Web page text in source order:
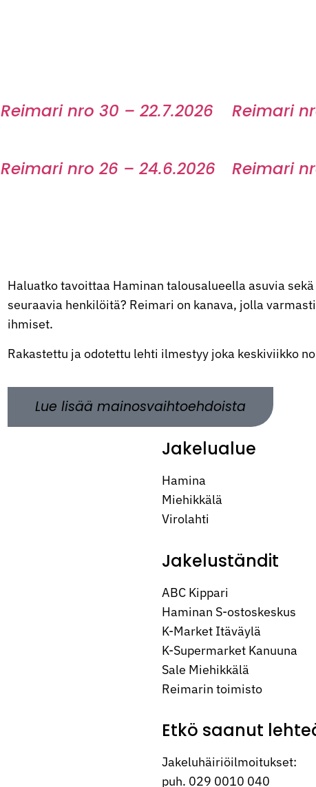
Reimari nro 30 – 22.7.2026 Reimari
Reimari nro 26 – 24.6.2026 Reimari
Haluatko tavoittaa Haminan talousalueella asuvia
seuraavia henkilöitä? Reimari on kanava, jolla
ihmiset.
Rakastettu ja odotettu lehti ilmestyy joka keskiviikko
Lue lisää mainosvaihtoehdoista
Jakelualue
Hamina
Miehikkälä
Virolahti
Jakeluständit
ABC Kippari
Haminan S-ostoskeskus
K-Market Itäväylä
K-Supermarket Kanuuna
Sale Miehikkälä
Reimarin toimisto
Etkö saanut
Jakeluhäiriöilmoitukset:
puh. 029 0010 040